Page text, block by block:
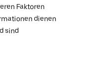
Faktoren
dienen
sind